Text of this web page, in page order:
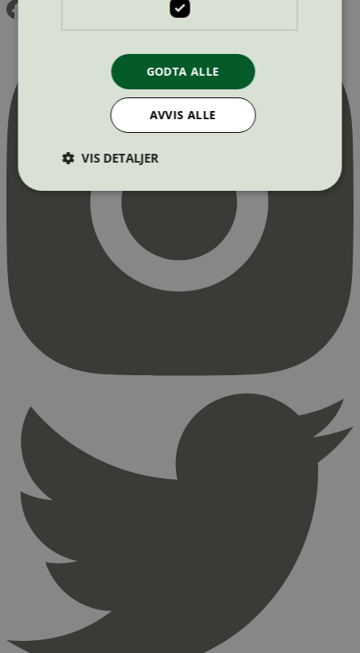
GODTA ALLE
AVVIS ALLE
VIS DETALJER
Strengt nødvendig
Statistikk
Strengt nødvendige informasjonskapsler tillater
kjernefunksjoner på nettstedet, som
Utløpsdato
.svanemerket.no
minutter
54
sekunder
29
minutter
sekunder
.svanemerket.no
nelapi-product-archive-filters
svanemerket.no
svanemerket.no